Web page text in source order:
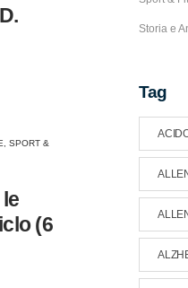
SPORT &
(6
Storia e
Tag